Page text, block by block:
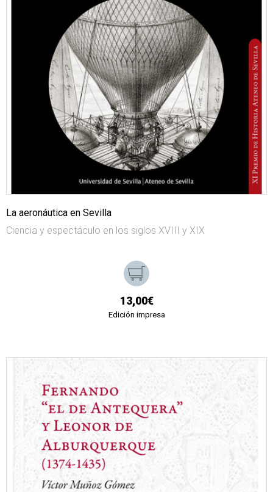
La aeronáutica en Sevilla
Ciencia y espectáculo en los siglos XVIII y XIX
13,00€
Edición impresa